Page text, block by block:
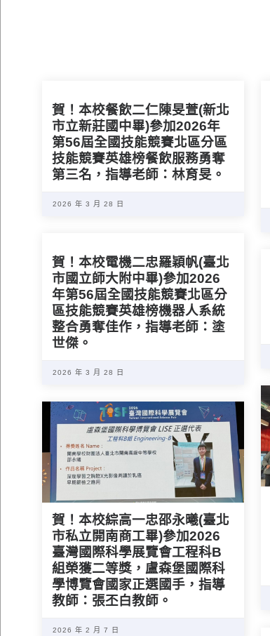
賀！本校餐飲二仁陳旻萱(新北
市立新莊國中畢)參加2026年
第56屆全國技能競賽北區分區
技能競賽英雄榜餐飲服務勇奪
第三名，指導老師：林育旻。
2026 年 3 月 28 日
賀！本校電機二忠羅穎帆(臺北
市國立師大附中畢)參加2026
年第56屆全國技能競賽北區分
區技能競賽英雄榜機器人系統
整合勇奪佳作，指導老師：塗
世傑。
2026 年 3 月 28 日
賀！本校綜高一忠邵永曦(臺北
市私立開南商工畢)參加2026
臺灣國際科學展覽會工程科B
組榮獲二等獎，盧森堡國際科
學博覽會國家正選國手，指導
教師：張丕白教師。
2026 年 2 月 7 日